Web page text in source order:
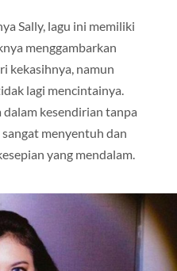
Sally, lagu ini memiliki
menggambarkan
kekasihnya, namun
lagi mencintainya.
kesendirian tanpa
menyentuh dan
yang mendalam.